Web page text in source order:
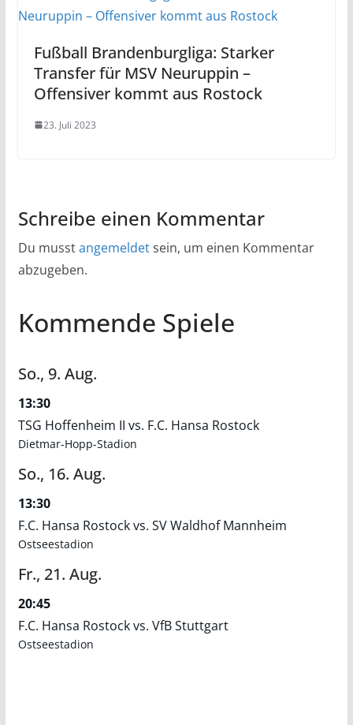
Fußball Brandenburgliga: Starker
Transfer für MSV Neuruppin –
Offensiver kommt aus Rostock
23. Juli 2023
Schreibe einen Kommentar
Du musstangemeldetsein, um einen Kommentar
abzugeben.
Kommende Spiele
So., 9. Aug.
13:30
TSG Hoffenheim II vs. F.C. Hansa Rostock
Dietmar-Hopp-Stadion
So., 16. Aug.
13:30
F.C. Hansa Rostock vs. SV Waldhof Mannheim
Ostseestadion
Fr., 21. Aug.
20:45
F.C. Hansa Rostock vs. VfB Stuttgart
Ostseestadion